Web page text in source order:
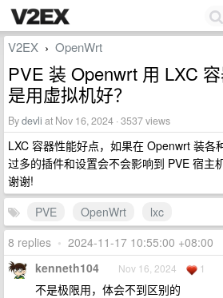
V2EX › OpenWrt
PVE 装 Openwrt 用 LXC
是用虚拟机好？
Bydevli at Nov 16, 2024 · 3537 views
LXC 容器性能好点，如果在 Openwrt 装各
过多的插件和设置会不会影响到 PVE 宿主
谢谢!
PVE
OpenWrt
lxc
8 replies • 2024-11-17 10:55:00 +08:00
kenneth104 Nov 16, 2024 1
不是极限用，体会不到区别的